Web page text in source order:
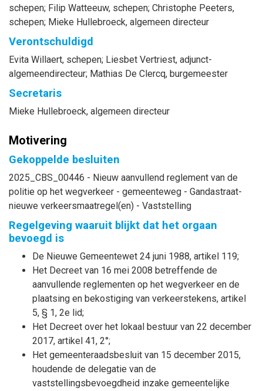
schepen; Filip Watteeuw, schepen; Christophe Peeters,
schepen; Mieke Hullebroeck, algemeen directeur
Verontschuldigd
Evita Willaert, schepen; Liesbet Vertriest, adjunct-
algemeendirecteur; Mathias De Clercq, burgemeester
Secretaris
Mieke Hullebroeck, algemeen directeur
Motivering
Gekoppelde besluiten
2025_CBS_00446 - Nieuw aanvullend reglement van de
politie op het wegverkeer - gemeenteweg - Gandastraat-
nieuwe verkeersmaatregel(en) - Vaststelling
Regelgeving waaruit blijkt dat het orgaan
bevoegd is
De Nieuwe Gemeentewet 24 juni 1988, artikel 119;
Het Decreet van 16 mei 2008 betreffende de
aanvullende reglementen op het wegverkeer en de
plaatsing en bekostiging van verkeerstekens, artikel
5, § 1, 2e lid;
Het Decreet over het lokaal bestuur van 22 december
2017, artikel 41, 2°;
Het gemeenteraadsbesluit van 15 december 2015,
houdende de delegatie van de
vaststellingsbevoegdheid inzake gemeentelijke